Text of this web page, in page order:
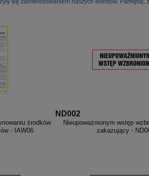
się zainteresowaniem naszych klientów.
środków
- IAW06
ND002
Nieupoważnionym wstęp
zakazujący -